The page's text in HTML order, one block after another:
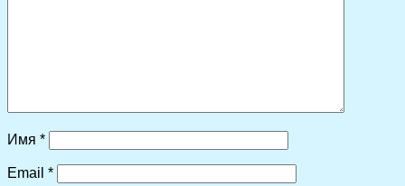
Имя *
Email *